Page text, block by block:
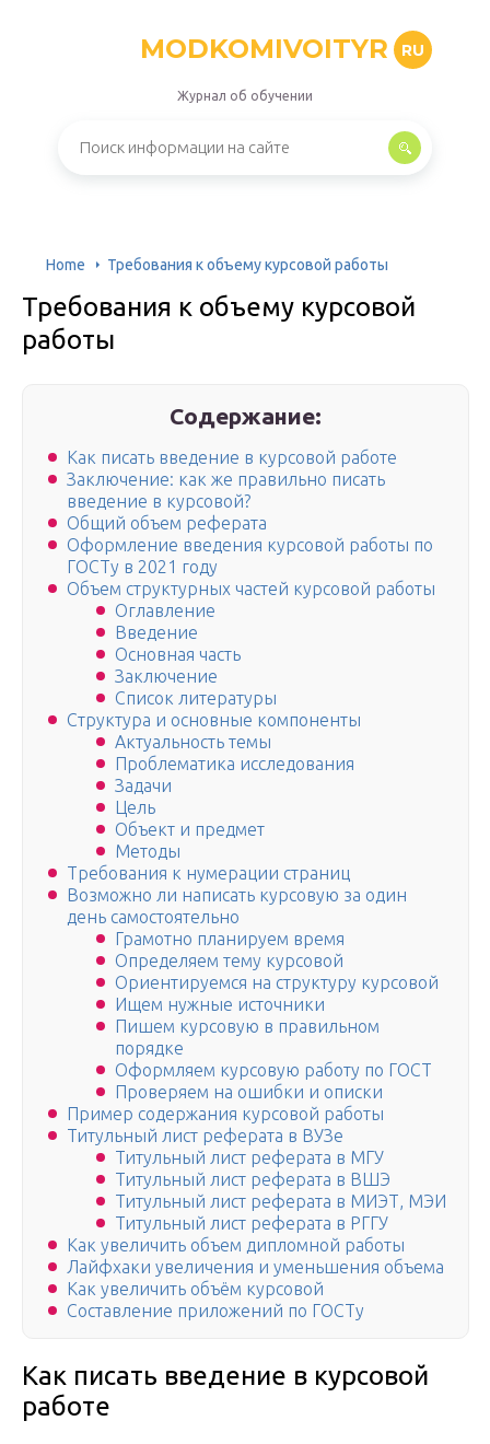
MODKOMIVOITYR RU
Журнал об обучении
Home Требования к объему курсовой работы
Требования к объему курсовой
работы
Содержание:
Как писать введение в курсовой работе
Заключение: как же правильно писать
введение в курсовой?
Общий объем реферата
Оформление введения курсовой работы по
ГОСТу в 2021 году
Объем структурных частей курсовой работы
Оглавление
Введение
Основная часть
Заключение
Список литературы
Структура и основные компоненты
Актуальность темы
Проблематика исследования
Задачи
Цель
Объект и предмет
Методы
Требования к нумерации страниц
Возможно ли написать курсовую за один
день самостоятельно
Грамотно планируем время
Определяем тему курсовой
Ориентируемся на структуру курсовой
Ищем нужные источники
Пишем курсовую в правильном
порядке
Оформляем курсовую работу по ГОСТ
Проверяем на ошибки и описки
Пример содержания курсовой работы
Титульный лист реферата в ВУЗе
Титульный лист реферата в МГУ
Титульный лист реферата в ВШЭ
Титульный лист реферата в МИЭТ, МЭИ
Титульный лист реферата в РГГУ
Как увеличить объем дипломной работы
Лайфхаки увеличения и уменьшения объема
Как увеличить объём курсовой
Составление приложений по ГОСТу
Как писать введение в курсовой
работе